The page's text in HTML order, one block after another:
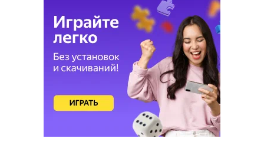
Более 15 тысяч единиц спецтехники и 70 тысяч
рабочих устраняют последствия снегопада